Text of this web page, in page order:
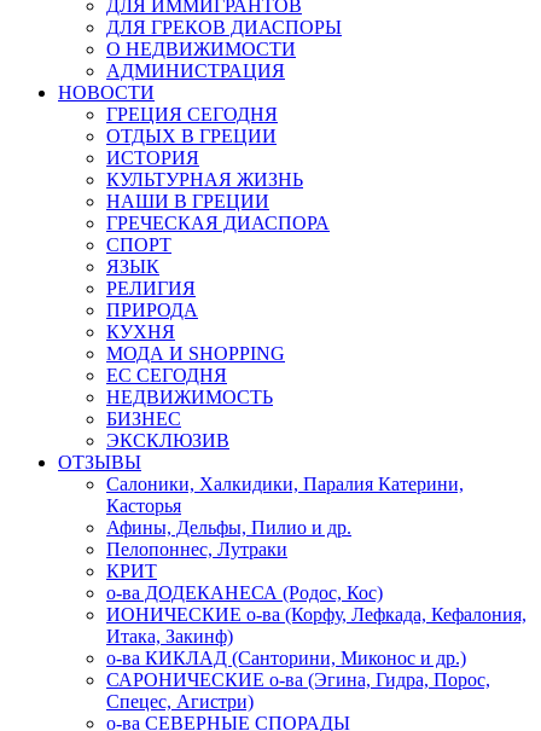
ДЛЯ ИММИГРАНТОВ
ДЛЯ ГРЕКОВ ДИАСПОРЫ
О НЕДВИЖИМОСТИ
АДМИНИСТРАЦИЯ
НОВОСТИ
ГРЕЦИЯ СЕГОДНЯ
ОТДЫХ В ГРЕЦИИ
ИСТОРИЯ
КУЛЬТУРНАЯ ЖИЗНЬ
НАШИ В ГРЕЦИИ
ГРЕЧЕСКАЯ ДИАСПОРА
СПОРТ
ЯЗЫК
РЕЛИГИЯ
ПРИРОДА
КУХНЯ
МОДА И SHOPPING
ЕС СЕГОДНЯ
НЕДВИЖИМОСТЬ
БИЗНЕС
ЭКСКЛЮЗИВ
ОТЗЫВЫ
Салоники, Халкидики, Паралия Катерини,
Касторья
Афины, Дельфы, Пилио и др.
Пелопоннес, Лутраки
КРИТ
о-ва ДОДЕКАНЕСА (Родос, Кос)
ИОНИЧЕСКИЕ о-ва (Корфу, Лефкада, Кефалония,
Итака, Закинф)
о-ва КИКЛАД (Санторини, Миконос и др.)
САРОНИЧЕСКИЕ о-ва (Эгина, Гидра, Порос,
Спецес, Агистри)
о-ва СЕВЕРНЫЕ СПОРАДЫ